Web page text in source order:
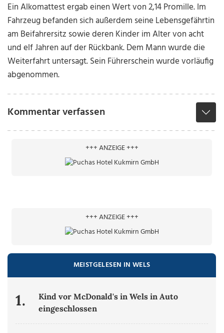
Ein Alkomattest ergab einen Wert von 2,14 Promille. Im
Fahrzeug befanden sich außerdem seine Lebensgefährtin
am Beifahrersitz sowie deren Kinder im Alter von acht
und elf Jahren auf der Rückbank. Dem Mann wurde die
Weiterfahrt untersagt. Sein Führerschein wurde vorläufig
abgenommen.
Kommentar verfassen
+++ ANZEIGE +++
+++ ANZEIGE +++
MEISTGELESEN IN WELS
1.
Kind vor McDonald's in Wels in Auto
eingeschlossen